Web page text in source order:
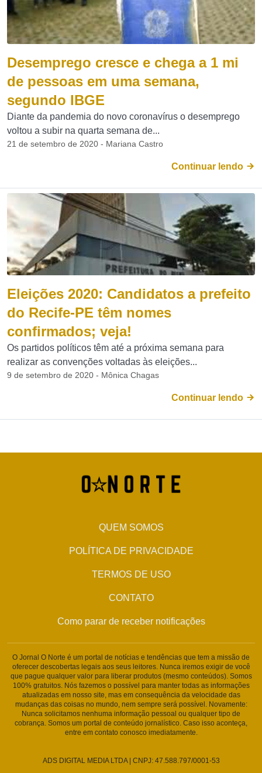
Desemprego cresce e chega a 1 mi
de pessoas em uma semana,
segundo IBGE
Diante da pandemia do novo coronavírus o desemprego
voltou a subir na quarta semana de...
21 de setembro de 2020 - Mariana Castro
Continuar lendo
Eleições 2020: Candidatos a prefeito
do Recife-PE têm nomes
confirmados; veja!
Os partidos políticos têm até a próxima semana para
realizar as convenções voltadas às eleições...
9 de setembro de 2020 - Mônica Chagas
Continuar lendo
QUEM SOMOS
POLÍTICA DE PRIVACIDADE
TERMOS DE USO
CONTATO
Como parar de receber notificações
O Jornal O Norte é um portal de notícias e tendências que tem a missão de
oferecer descobertas legais aos seus leitores. Nunca iremos exigir de você
que pague qualquer valor para liberar produtos (mesmo conteúdos). Somos
100% gratuitos. Nós fazemos o possível para manter todas as informações
atualizadas em nosso site, mas em consequência da velocidade das
mudanças das coisas no mundo, nem sempre será possível. Novamente:
Nunca solicitamos nenhuma informação pessoal ou qualquer tipo de
cobrança. Somos um portal de conteúdo jornalístico. Caso isso aconteça,
entre em contato conosco imediatamente.
ADS DIGITAL MEDIA LTDA | CNPJ: 47.588.797/0001-53